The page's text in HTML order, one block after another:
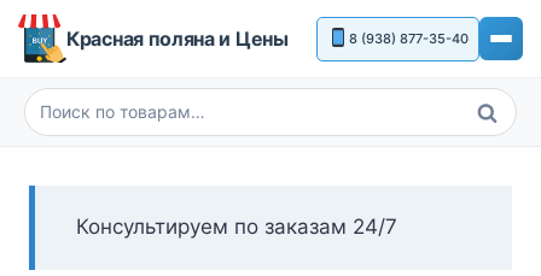
Перейти
Красная поляна и Цены 8 (938) 877-35-40
Искать:
Поиск
Консультируем по заказам 24/7